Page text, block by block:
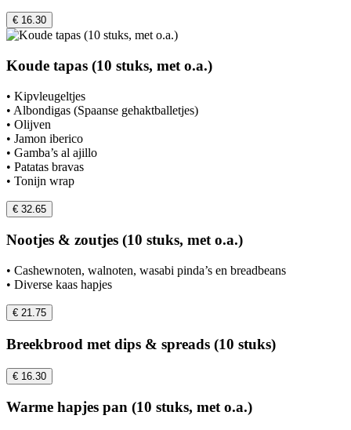
€ 16.30
Koude tapas (10 stuks, met o.a.)
• Kipvleugeltjes
• Albondigas (Spaanse gehaktballetjes)
• Olijven
• Jamon iberico
• Gamba’s al ajillo
• Patatas bravas
• Tonijn wrap
€ 32.65
Nootjes & zoutjes (10 stuks, met o.a.)
• Cashewnoten, walnoten, wasabi pinda’s en breadbeans
• Diverse kaas hapjes
€ 21.75
Breekbrood met dips & spreads (10 stuks)
€ 16.30
Warme hapjes pan (10 stuks, met o.a.)